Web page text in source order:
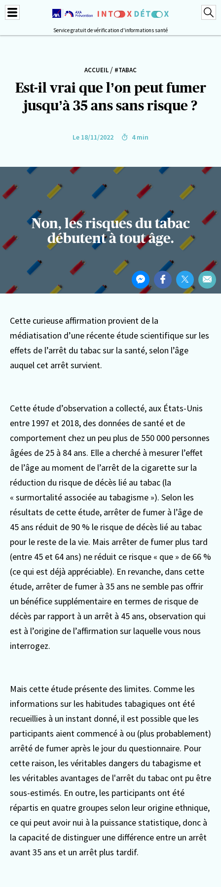
Service gratuit de vérification d'informations santé
ACCUEIL / #TABAC
Est-il vrai que l’on peut fumer
jusqu’à 35 ans sans risque ?
Le 18/11/2022 4 min
Non, les risques du tabac
débutent à tout âge.
Partager
cetPartager
sur
Partager
sur
Partager
sur Par
Cette curieuse affirmation provient de la
médiatisation d’une récente étude scientifique sur les
effets de l’arrêt du tabac sur la santé, selon l’âge
auquel cet arrêt survient.
Cette étude d’observation a collecté, aux États-Unis
entre 1997 et 2018, des données de santé et de
comportement chez un peu plus de 550 000 personnes
âgées de 25 à 84 ans. Elle a cherché à mesurer l’effet
de l’âge au moment de l’arrêt de la cigarette sur la
réduction du risque de décès lié au tabac (la
« surmortalité associée au tabagisme »). Selon les
résultats de cette étude, arrêter de fumer à l’âge de
45 ans réduit de 90 % le risque de décès lié au tabac
pour le reste de la vie. Mais arrêter de fumer plus tard
(entre 45 et 64 ans) ne réduit ce risque « que » de 66 %
(ce qui est déjà appréciable). En revanche, dans cette
étude, arrêter de fumer à 35 ans ne semble pas offrir
un bénéfice supplémentaire en termes de risque de
décès par rapport à un arrêt à 45 ans, observation qui
est à l’origine de l’affirmation sur laquelle vous nous
interrogez.
Mais cette étude présente des limites. Comme les
informations sur les habitudes tabagiques ont été
recueillies à un instant donné, il est possible que les
participants aient commencé à ou (plus probablement)
arrêté de fumer après le jour du questionnaire. Pour
cette raison, les véritables dangers du tabagisme et
les véritables avantages de l'arrêt du tabac ont pu être
sous-estimés. En outre, les participants ont été
répartis en quatre groupes selon leur origine ethnique,
ce qui peut avoir nui à la puissance statistique, donc à
la capacité de distinguer une différence entre un arrêt
avant 35 ans et un arrêt plus tardif.